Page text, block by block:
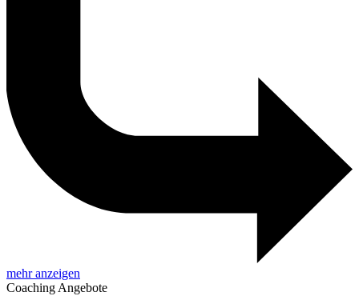
mehr anzeigen
Coaching Angebote